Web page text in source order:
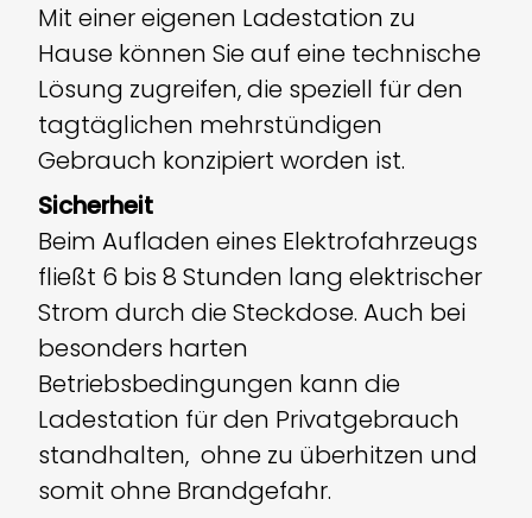
Mit einer eigenen Ladestation zu
Hause können Sie auf eine technische
Lösung zugreifen, die speziell für den
tagtäglichen mehrstündigen
Gebrauch konzipiert worden ist.
Sicherheit
Beim Aufladen eines Elektro­fahr­zeugs
fließt 6 bis 8 Stunden lang elektrischer
Strom durch die Steckdose. Auch bei
besonders harten
Betriebsbedingungen kann die
Ladestation für den Privatgebrauch
standhalten, ohne zu überhitzen und
somit ohne Brandgefahr.